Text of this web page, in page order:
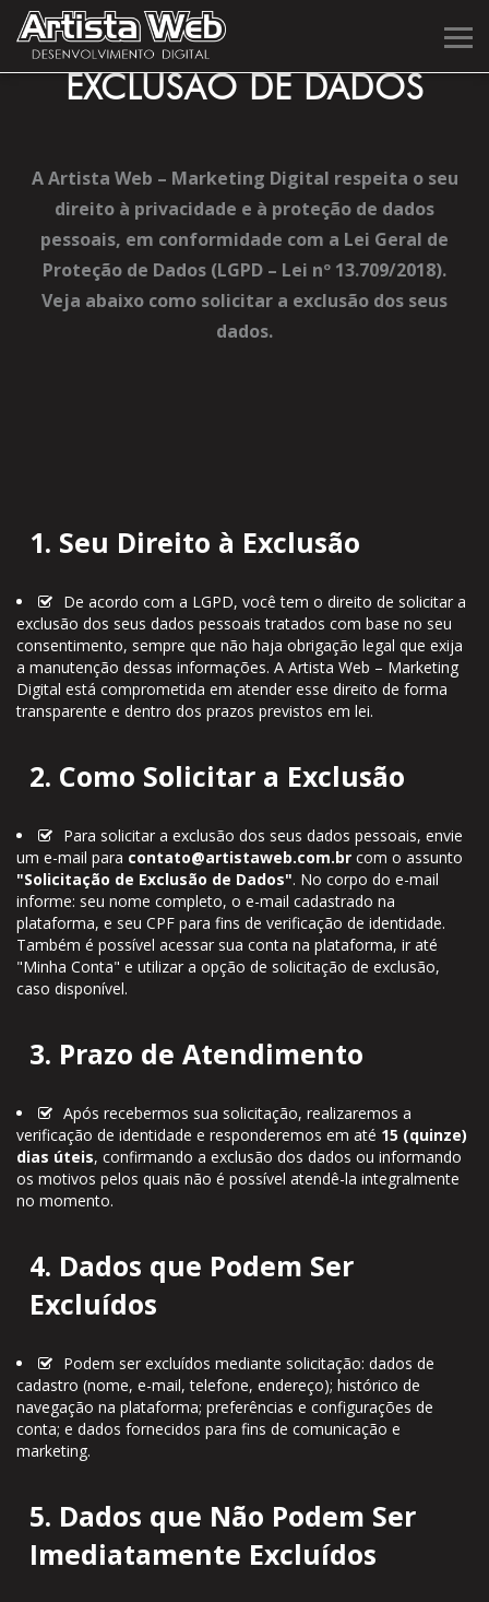
EXCLUSÃO DE DADOS
A Artista Web – Marketing Digital respeita o seu
direito à privacidade e à proteção de dados
pessoais, em conformidade com a Lei Geral de
Proteção de Dados (LGPD – Lei nº 13.709/2018).
Veja abaixo como solicitar a exclusão dos seus
dados.
1. Seu Direito à Exclusão
De acordo com a LGPD, você tem o direito de solicitar a
exclusão dos seus dados pessoais tratados com base no seu
consentimento, sempre que não haja obrigação legal que exija
a manutenção dessas informações. A Artista Web – Marketing
Digital está comprometida em atender esse direito de forma
transparente e dentro dos prazos previstos em lei.
2. Como Solicitar a Exclusão
Para solicitar a exclusão dos seus dados pessoais, envie
um e-mail para contato@artistaweb.com.br com o assunto
"Solicitação de Exclusão de Dados". No corpo do e-mail
informe: seu nome completo, o e-mail cadastrado na
plataforma, e seu CPF para fins de verificação de identidade.
Também é possível acessar sua conta na plataforma, ir até
"Minha Conta" e utilizar a opção de solicitação de exclusão,
caso disponível.
3. Prazo de Atendimento
Após recebermos sua solicitação, realizaremos a
verificação de identidade e responderemos em até 15 (quinze)
dias úteis, confirmando a exclusão dos dados ou informando
os motivos pelos quais não é possível atendê-la integralmente
no momento.
4. Dados que Podem Ser
Excluídos
Podem ser excluídos mediante solicitação: dados de
cadastro (nome, e-mail, telefone, endereço); histórico de
navegação na plataforma; preferências e configurações de
conta; e dados fornecidos para fins de comunicação e
marketing.
5. Dados que Não Podem Ser
Imediatamente Excluídos